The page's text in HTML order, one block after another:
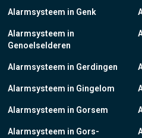
Alarmsysteem in Genk
Alarmsysteem in
Genoelselderen
Alarmsysteem in Gerdingen
Alarmsysteem in Gingelom
Alarmsysteem in Gorsem
Alarmsysteem in Gors-